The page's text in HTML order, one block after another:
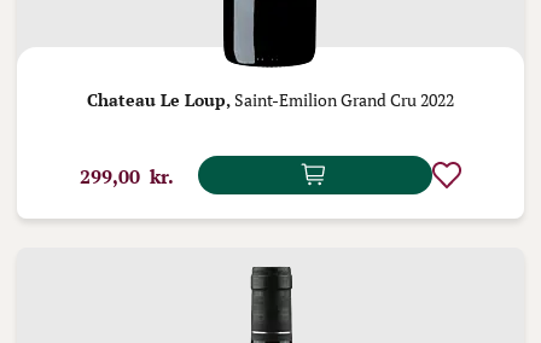
Chateau Le Loup, Saint-Emilion Grand Cru 2022
299,00 kr.